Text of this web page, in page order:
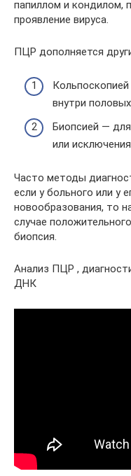
папиллом и кондилом,
проявление вируса.
ПЦР дополняется
внутри
Биопсией —
или
Часто методы
если у больного или у
новообразования, то
случае
биопсия.
Анализ ПЦР ,
ДНК